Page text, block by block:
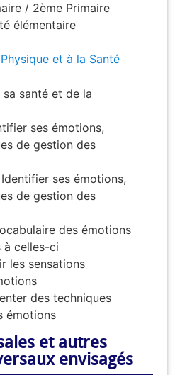
/ 2ème Primaire
élémentaire
et à la Santé
santé et de la
ses émotions,
de gestion des
Identifier ses émotions,
de gestion des
des émotions
à celles-ci
les sensations
des techniques
émotions
et autres
envisagés